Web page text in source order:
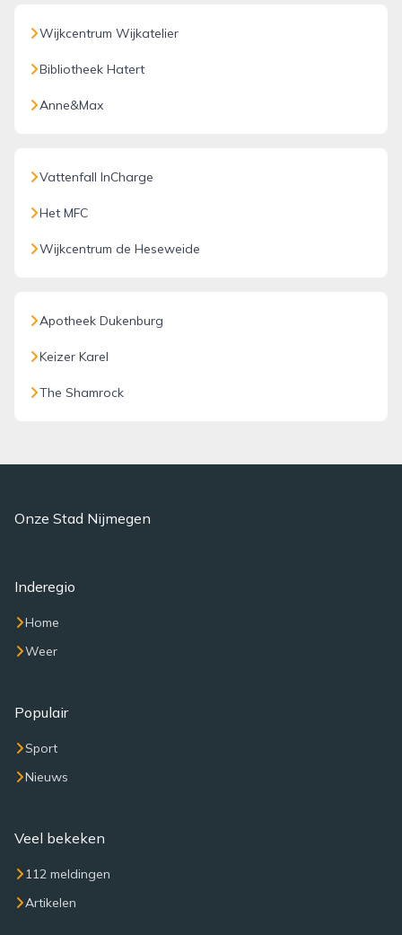
Wijkcentrum Wijkatelier
Bibliotheek Hatert
Anne&Max
Vattenfall InCharge
Het MFC
Wijkcentrum de Heseweide
Apotheek Dukenburg
Keizer Karel
The Shamrock
Onze Stad Nijmegen
Inderegio
Home
Weer
Populair
Sport
Nieuws
Veel bekeken
112 meldingen
Artikelen